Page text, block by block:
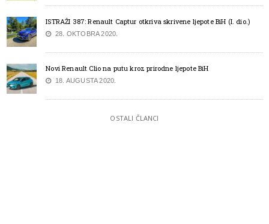
ISTRAŽI 387: Renault Captur otkriva skrivene ljepote BiH (I. dio.)
28. OKTOBRA 2020.
Novi Renault Clio na putu kroz prirodne ljepote BiH
18. AUGUSTA 2020.
OSTALI ČLANCI